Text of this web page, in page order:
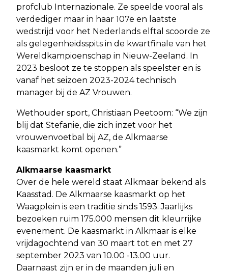
profclub Internazionale. Ze speelde vooral als
verdediger maar in haar 107e en laatste
wedstrijd voor het Nederlands elftal scoorde ze
als gelegenheidsspits in de kwartfinale van het
Wereldkampioenschap in Nieuw-Zeeland. In
2023 besloot ze te stoppen als speelster en is
vanaf het seizoen 2023-2024 technisch
manager bij de AZ Vrouwen.
Wethouder sport, Christiaan Peetoom: “We zijn
blij dat Stefanie, die zich inzet voor het
vrouwenvoetbal bij AZ, de Alkmaarse
kaasmarkt komt openen.”
Alkmaarse kaasmarkt
Over de hele wereld staat Alkmaar bekend als
Kaasstad. De Alkmaarse kaasmarkt op het
Waagplein is een traditie sinds 1593. Jaarlijks
bezoeken ruim 175.000 mensen dit kleurrijke
evenement. De kaasmarkt in Alkmaar is elke
vrijdagochtend van 30 maart tot en met 27
september 2023 van 10.00 -13.00 uur.
Daarnaast zijn er in de maanden juli en